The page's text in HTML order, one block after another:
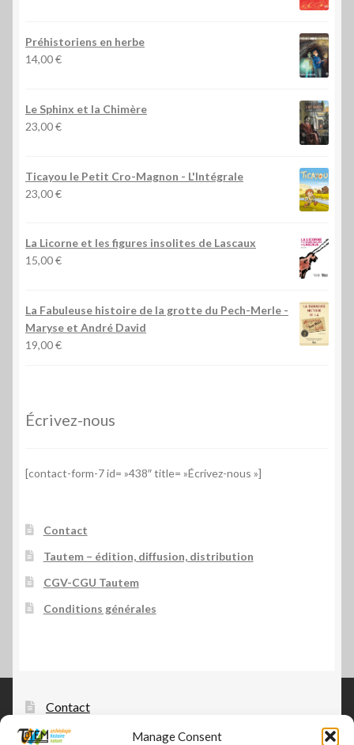
Manage Consent
Préhistoriens en herbe
14,00€
Le Sphinx et la Chimère
23,00€
Ticayou le Petit Cro-Magnon - L'Intégrale
23,00€
La Licorne et les figures insolites de Lascaux
15,00€
La Fabuleuse histoire de la grotte du Pech-Merle -
Maryse et André David
19,00€
Écrivez-nous
[contact-form-7 id= »438″ title= »Écrivez-nous »]
Contact
Tautem – édition, diffusion, distribution
CGV-CGU Tautem
Conditions générales
Contact
Tautem – édition, diffusion, distribution